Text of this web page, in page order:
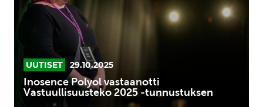
tunnustuksen
UUTISET 29.10.2025
Inosence Polyol vastaanotti
Vastuullisuusteko 2025 -tunnustuksen